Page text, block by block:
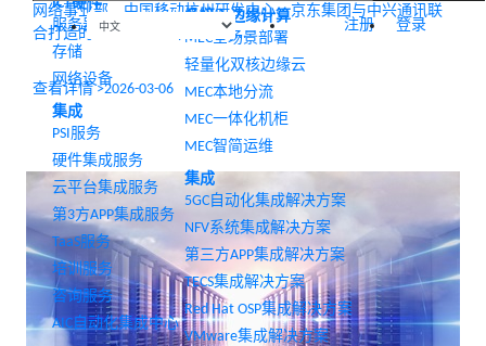
注册 登录
ICT硬件
服务器
存储
网络设备
集成
PSI服务
硬件集成服务
云平台集成服务
第3方APP集成服务
TaaS服务
培训服务
咨询服务
AIC自动化集成中心
多接入边缘计算
MEC全场景部署
轻量化双核边缘云
MEC本地分流
MEC一体化机柜
MEC智简运维
集成
5GC自动化集成解决方案
NFV系统集成解决方案
第三方APP集成解决方案
TECS集成解决方案
Red Hat OSP集成解决方案
VMware集成解决方案
网络事业部、中国移动杭州研发中心、京东集团与中兴通讯联
合打造的AI-Powered Open Gate...
查看详情 >2026-03-06